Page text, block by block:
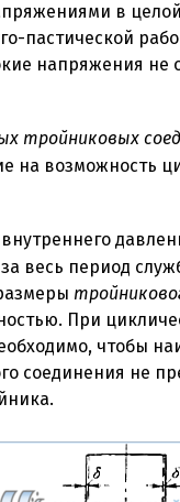
в
пастической
напряжения не
тройниковых
на возможность
весь период
При
чтобы
соединения не